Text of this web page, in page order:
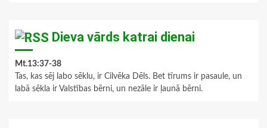
Dieva vārds katrai dienai
Mt.13:37-38
Tas, kas sēj labo sēklu, ir Cilvēka Dēls. Bet tīrums ir pasaule, un
labā sēkla ir Valstības bērni, un nezāle ir ļaunā bērni.